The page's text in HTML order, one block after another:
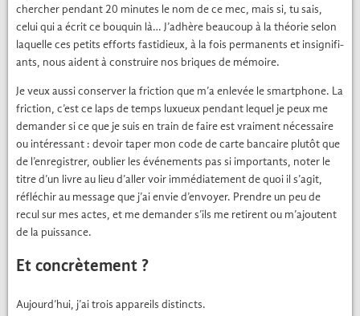
chercher pen­dant 20 min­utes le nom de ce mec, mais si, tu sais,
celui qui a écrit ce bouquin là… J’adhère beau­coup à la théorie selon
laque­lle ces petits efforts fas­ti­dieux, à la fois per­ma­nents et insignifi­
ants, nous aident à con­stru­ire nos briques de mémoire.
Je veux aus­si con­serv­er la fric­tion que m’a enlevée le smart­phone. La
fric­tion, c’est ce laps de temps lux­ueux pen­dant lequel je peux me
deman­der si ce que je suis en train de faire est vrai­ment néces­saire
ou intéres­sant : devoir taper mon code de carte ban­caire plutôt que
de l’enregistrer, oubli­er les événe­ments pas si impor­tants, not­er le
titre d’un livre au lieu d’aller voir immé­di­ate­ment de quoi il s’agit,
réfléchir au mes­sage que j’ai envie d’envoyer. Pren­dre un peu de
recul sur mes actes, et me deman­der s’ils me retirent ou m’ajoutent
de la puis­sance.
Et concrètement ?
Aujourd’hui, j’ai trois appareils dis­tincts.